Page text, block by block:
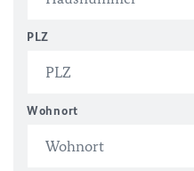
PLZ
Wohnort